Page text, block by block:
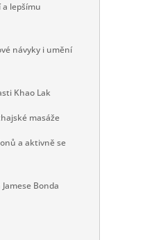
a lepšímu
návyky i umění
Khao Lak
masáže
a aktivně se
Bonda